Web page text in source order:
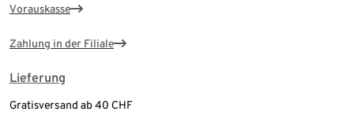
Vorauskasse
Zahlung in der Filiale
Lieferung
Gratisversand ab 40 CHF